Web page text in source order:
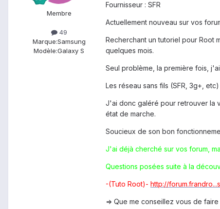
Membre
49
Marque:Samsung
Modèle:Galaxy S
Fournisseur : SFR
Actuellement nouveau sur vos
Recherchant un tutoriel pour Root
quelques mois.
Seul problème, la première fois,
Les réseau sans fils (SFR, 3g+,
J'ai donc galéré pour retrouver la
état de marche.
Soucieux de son bon
J'ai déjà cherché sur vos forum,
Questions posées suite à la
-(Tuto Root)- http://
=> Que me conseillez vous de